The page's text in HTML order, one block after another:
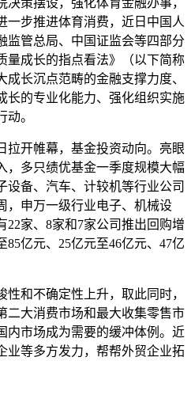
策摆设，强化体育金融办事，
一步推进体育消费，近日中国人
监管总局、中国证监会等四部分
量成长的指点看法》（以下简称
成长沉点范畴的金融支撑力度、
长的专业化能力、强化组织实施
。
开帷幕，基金投资动向。亮眼
，多只绩优基金一季度规模大幅
设备、汽车、计较机等行业公司
，申万一级行业电子、机械设
22家、8家和7家公司推出回购增
亿元、25亿元至46亿元、47亿
和不确定性上升，取此同时，
二大消费市场和最大收集零售市
内市场成为需要的缓冲体例。近
业等多方发力，帮帮外贸企业拓